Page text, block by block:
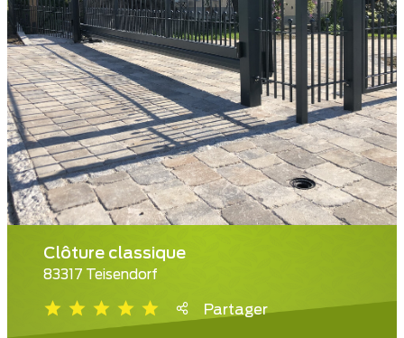
Clôture classique
83317 Teisendorf
Partager